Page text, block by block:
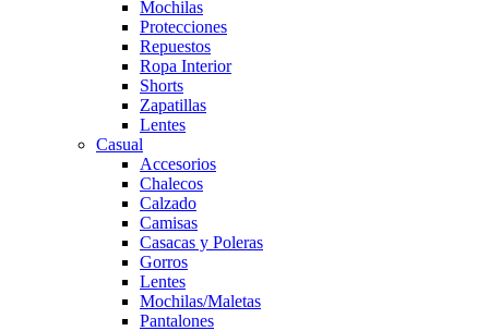
Mochilas
Protecciones
Repuestos
Ropa Interior
Shorts
Zapatillas
Lentes
Casual
Accesorios
Chalecos
Calzado
Camisas
Casacas y Poleras
Gorros
Lentes
Mochilas/Maletas
Pantalones